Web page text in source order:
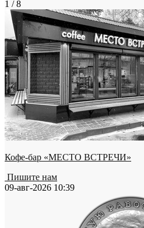
1 / 8
Кофе-бар «МЕСТО ВСТРЕЧИ»
Пишите нам
09-авг-2026 10:39